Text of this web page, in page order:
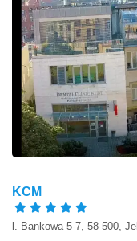
KCM
l. Bankowa 5-7, 58-500,